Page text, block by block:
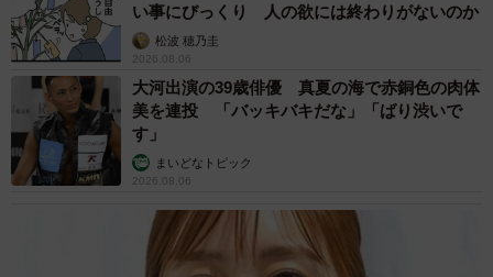
い事にびっくり 人の欲には終わりがないのか
松波 穂乃圭
2026.08.06
大河出演の39歳俳優 真夏の海で赤銅色の肉体
美を連投 「バッキバキだな」「ばり渋いで
す」
まいどなトピック
2026.08.06